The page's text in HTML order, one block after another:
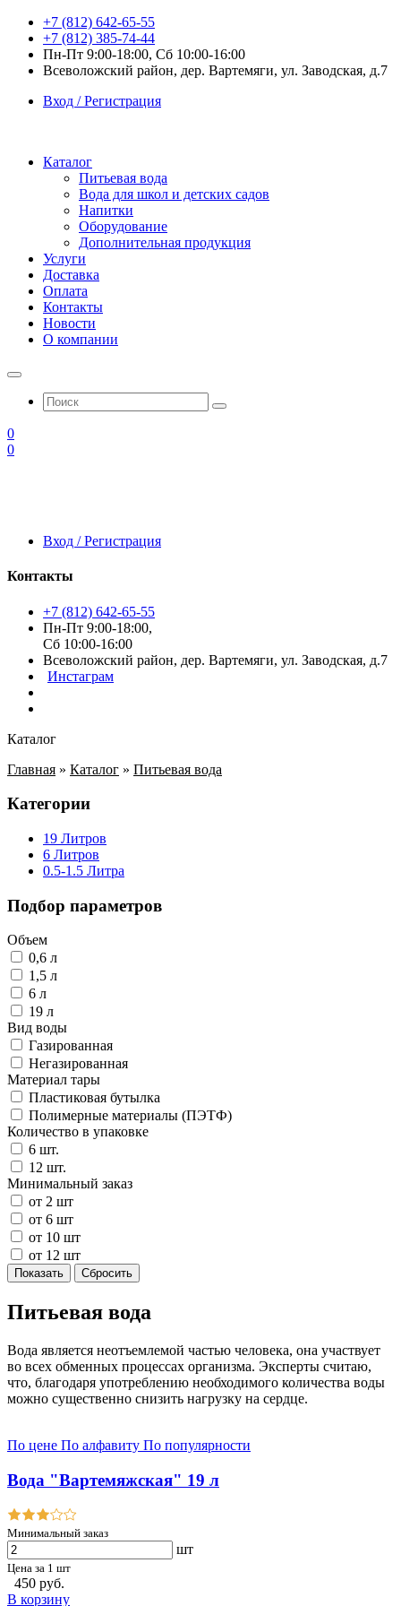
+7 (812) 642-65-55
+7 (812) 385-74-44
Пн-Пт 9:00-18:00, Сб 10:00-16:00
Всеволожский район, дер. Вартемяги, ул. Заводская, д.7
Вход / Регистрация
Каталог
Питьевая вода
Вода для школ и детских садов
Напитки
Оборудование
Дополнительная продукция
Услуги
Доставка
Оплата
Контакты
Новости
О компании
0
0
Вход / Регистрация
Контакты
+7 (812) 642-65-55
Пн-Пт 9:00-18:00,
Сб 10:00-16:00
Всеволожский район, дер. Вартемяги, ул. Заводская, д.7
Инстаграм
Каталог
Главная » Каталог » Питьевая вода
Категории
19 Литров
6 Литров
0.5-1.5 Литра
Подбор параметров
Объем
0,6 л
1,5 л
6 л
19 л
Вид воды
Газированная
Негазированная
Материал тары
Пластиковая бутылка
Полимерные материалы (ПЭТФ)
Количество в упаковке
6 шт.
12 шт.
Минимальный заказ
от 2 шт
от 6 шт
от 10 шт
от 12 шт
Питьевая вода
Вода является неотъемлемой частью человека, она участвует
во всех обменных процессах организма. Эксперты считаю,
что, благодаря употреблению необходимого количества воды
можно существенно снизить нагрузку на сердце.
По цене По алфавиту По популярности
Вода "Вартемяжская" 19 л
Минимальный заказ
шт
Цена за 1 шт
450 руб.
В корзину